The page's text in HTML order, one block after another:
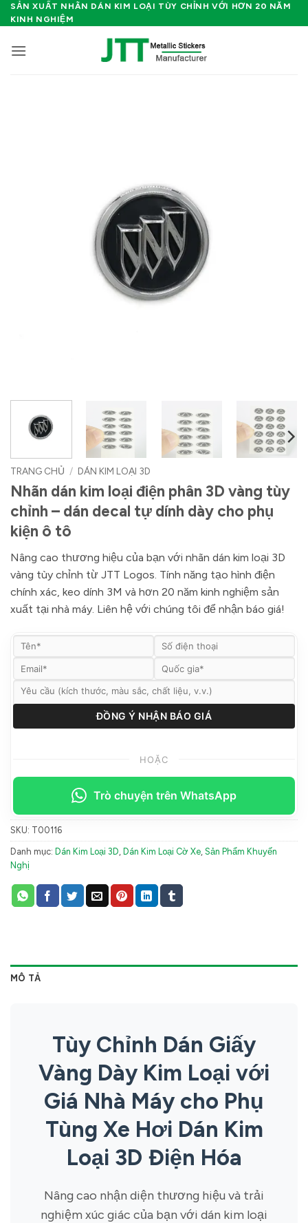
Bỏ
qua
dung
SẢN XUẤT NHÃN DÁN KIM LOẠI TÙY CHỈNH VỚI HƠN 20 NĂM
KINH NGHIỆM
TRANG CHỦ / DÁN KIM LOẠI 3D
Nhãn dán kim loại điện phân 3D vàng tùy
chỉnh – dán decal tự dính dày cho phụ
kiện ô tô
Nâng cao thương hiệu của bạn với nhãn dán kim loại 3D
vàng tùy chỉnh từ JTT Logos. Tính năng tạo hình điện
chính xác, keo dính 3M và hơn 20 năm kinh nghiệm sản
xuất tại nhà máy. Liên hệ với chúng tôi để nhận báo giá!
HOẶC
Trò chuyện trên WhatsApp
SKU: T00116
Danh mục: Dán Kim Loại 3D Dán Kim Loại Cờ Xe Sản Phẩm Khuyến
Nghị
MÔ TẢ
Tùy Chỉnh Dán Giấy
Vàng Dày Kim Loại với
Giá Nhà Máy cho Phụ
Tùng Xe Hơi Dán Kim
Loại 3D Điện Hóa
Nâng cao nhận diện thương hiệu và trải
nghiệm xúc giác của bạn với dán kim loại